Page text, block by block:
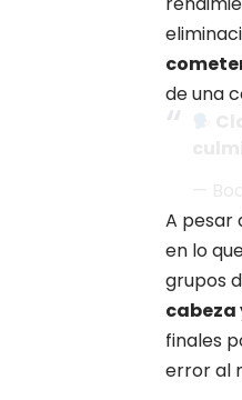
de una
A pesar
en lo
grupos
cabeza
finales
error al